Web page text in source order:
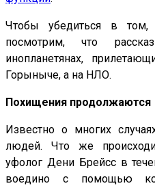
Чтобы убедиться в
посмотрим, что
инопланетянах,
Горыныче, а на НЛО.
Похищения продолжаются
Известно о многих
людей. Что же
уфолог Дени Брейсс в
воедино с помощью